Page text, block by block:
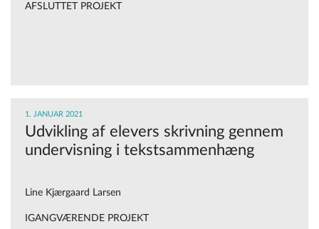
AFSLUTTET PROJEKT
1. JANUAR 2021
Udvikling af elevers skrivning gennem
undervisning i tekstsammenhæng
Line Kjærgaard Larsen
IGANGVÆRENDE PROJEKT